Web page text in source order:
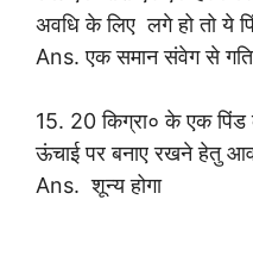
अवधि के लिए लगे हो तो ये
Ans. एक समान संवेग से
15. 20 किग्रा० के एक पिंड
ऊंचाई पर बनाए रखने हेतु
Ans. शून्य होगा